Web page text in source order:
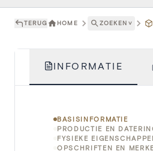
TERUG HOME ZOEKEN ˅
INFORMATIE
BASISINFORMATIE
PRODUCTIE EN
FYSIEKE
OPSCHRIFTEN EN